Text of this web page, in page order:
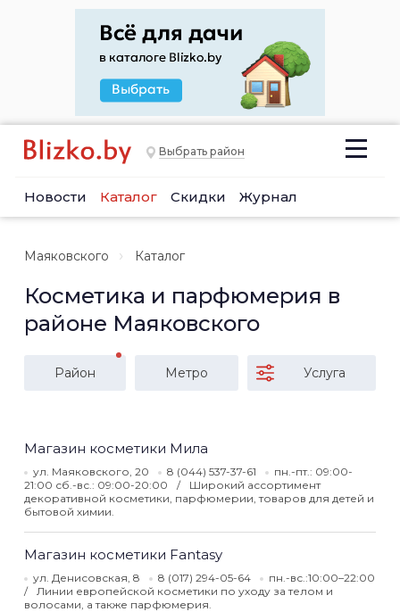
Выбрать район
Новости Каталог Скидки Журнал
Маяковского Каталог
Косметика и парфюмерия в
районе Маяковского
Район Метро Услуга
Магазин косметики Мила
ул. Маяковского, 20 8 (044) 537-37-61
пн.-пт.: 09:00-
21:00 сб.-вс.: 09:00-20:00
Широкий ассортимент
декоративной косметики, парфюмерии, товаров для детей и
бытовой химии.
Магазин косметики Fantasy
ул. Денисовская, 8 8 (017) 294-05-64
пн.-вс.:10:00–22:00
Линии европейской косметики по уходу за телом и
волосами, а также парфюмерия.